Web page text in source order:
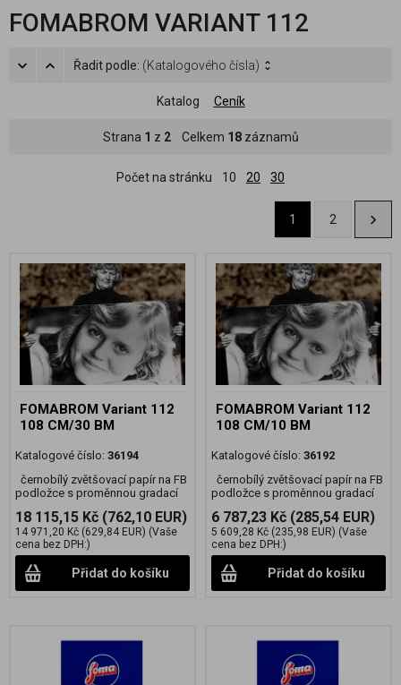
FOMABROM VARIANT 112
Řadit podle: (Katalogového čísla)
Katalog Ceník
Strana 1 z 2Celkem 18záznamů
Počet na stránku 10 20 30
1 2
FOMABROM Variant 112
108 CM/30 BM
Katalogové číslo: 36194
černobílý zvětšovací papír na FB
podložce s proměnnou gradací
18 115,15 Kč (762,10 EUR)
14 971,20 Kč (629,84 EUR) (Vaše
cena bez DPH:)
Přidat do košíku
FOMABROM Variant 112
108 CM/10 BM
Katalogové číslo: 36192
černobílý zvětšovací papír na FB
podložce s proměnnou gradací
6 787,23 Kč (285,54 EUR)
5 609,28 Kč (235,98 EUR) (Vaše
cena bez DPH:)
Přidat do košíku